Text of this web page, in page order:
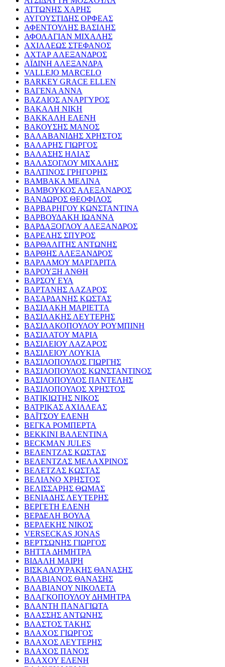
ΑΤΤΩΝΗΣ ΧΑΡΗΣ
ΑΥΓΟΥΣΤΙΔΗΣ ΟΡΦΕΑΣ
ΑΦΕΝΤΟΥΛΗΣ ΒΑΣΙΛΗΣ
ΑΦΟΛΑΓΙΑΝ ΜΙΧΑΛΗΣ
ΑΧΙΛΛΕΩΣ ΣΤΕΦΑΝΟΣ
ΑΧΤΑΡ ΑΛΕΞΑΝΔΡΟΣ
ΑΪΔΙΝΗ ΑΛΕΞΑΝΔΡΑ
VALLEJO MARCELO
BARKEY GRACE ELLEN
ΒΑΓΕΝΑ ΑΝΝΑ
ΒΑΖΑΙΟΣ ΑΝΑΡΓΥΡΟΣ
ΒΑΚΑΛΗ ΝΙΚΗ
ΒΑΚΚΑΛΗ ΕΛΕΝΗ
ΒΑΚΟΥΣΗΣ ΜΑΝΟΣ
ΒΑΛΑΒΑΝΙΔΗΣ ΧΡΗΣΤΟΣ
ΒΑΛΑΡΗΣ ΓΙΩΡΓΟΣ
ΒΑΛΑΣΗΣ ΗΛΙΑΣ
ΒΑΛΑΣΟΓΛΟΥ ΜΙΧΑΛΗΣ
ΒΑΛΤΙΝΟΣ ΓΡΗΓΟΡΗΣ
ΒΑΜΒΑΚΑ ΜΕΛΙΝΑ
ΒΑΜΒΟΥΚΟΣ ΑΛΕΞΑΝΔΡΟΣ
ΒΑΝΔΩΡΟΣ ΘΕΟΦΙΛΟΣ
ΒΑΡΒΑΡΗΓΟΥ ΚΩΝΣΤΑΝΤΙΝΑ
ΒΑΡΒΟΥΔΑΚΗ ΙΩΑΝΝΑ
ΒΑΡΔΑΞΟΓΛΟΥ ΑΛΕΞΑΝΔΡΟΣ
ΒΑΡΕΛΗΣ ΣΠΥΡΟΣ
ΒΑΡΘΑΛΙΤΗΣ ΑΝΤΩΝΗΣ
ΒΑΡΘΗΣ ΑΛΕΞΑΝΔΡΟΣ
ΒΑΡΛΑΜΟΥ ΜΑΡΓΑΡΙΤΑ
ΒΑΡΟΥΞΗ ΑΝΘΗ
ΒΑΡΣΟΥ ΕΥΑ
ΒΑΡΤΑΝΗΣ ΛΑΖΑΡΟΣ
ΒΑΣΑΡΔΑΝΗΣ ΚΩΣΤΑΣ
ΒΑΣΙΛΑΚΗ ΜΑΡΙΕΤΤΑ
ΒΑΣΙΛΑΚΗΣ ΛΕΥΤΕΡΗΣ
ΒΑΣΙΛΑΚΟΠΟΥΛΟΥ ΡΟΥΜΠΙΝΗ
ΒΑΣΙΛΑΤΟΥ ΜΑΡΙΑ
ΒΑΣΙΛΕΙΟΥ ΛΑΖΑΡΟΣ
ΒΑΣΙΛΕΙΟΥ ΛΟΥΚΙΑ
ΒΑΣΙΛΟΠΟΥΛΟΣ ΓΙΩΡΓΗΣ
ΒΑΣΙΛΟΠΟΥΛΟΣ ΚΩΝΣΤΑΝΤΙΝΟΣ
ΒΑΣΙΛΟΠΟΥΛΟΣ ΠΑΝΤΕΛΗΣ
ΒΑΣΙΛΟΠΟΥΛΟΣ ΧΡΗΣΤΟΣ
ΒΑΤΙΚΙΩΤΗΣ ΝΙΚΟΣ
ΒΑΤΡΙΚΑΣ ΑΧΙΛΛΕΑΣ
ΒΑΪΤΣΟΥ ΕΛΕΝΗ
ΒΕΓΚΑ ΡΟΜΠΕΡΤΑ
ΒΕΚΚΙΝΙ ΒΑΛΕΝΤΙΝΑ
BECKMAN JULES
ΒΕΛΕΝΤΖΑΣ ΚΩΣΤΑΣ
ΒΕΛΕΝΤΖΑΣ ΜΕΛΑΧΡΙΝΟΣ
ΒΕΛΕΤΖΑΣ ΚΩΣΤΑΣ
ΒΕΛΙΑΝΟ ΧΡΗΣΤΟΣ
ΒΕΛΙΣΣΑΡΗΣ ΘΩΜΑΣ
ΒΕΝΙΑΔΗΣ ΛΕΥΤΕΡΗΣ
ΒΕΡΓΕΤΗ ΕΛΕΝΗ
ΒΕΡΔΕΛΗ ΒΟΥΛΑ
ΒΕΡΛΕΚΗΣ ΝΙΚΟΣ
VERSECKAS JONAS
ΒΕΡΤΣΩΝΗΣ ΓΙΩΡΓΟΣ
ΒΗΤΤΑ ΔΗΜΗΤΡΑ
ΒΙΔΑΛΗ ΜΑΙΡΗ
ΒΙΣΚΑΔΟΥΡΑΚΗΣ ΘΑΝΑΣΗΣ
ΒΛΑΒΙΑΝΟΣ ΘΑΝΑΣΗΣ
ΒΛΑΒΙΑΝΟΥ ΝΙΚΟΛΕΤΑ
ΒΛΑΓΚΟΠΟΥΛΟΥ ΔΗΜΗΤΡΑ
ΒΛΑΝΤΗ ΠΑΝΑΓΙΩΤΑ
ΒΛΑΣΣΗΣ ΑΝΤΩΝΗΣ
ΒΛΑΣΤΟΣ ΤΑΚΗΣ
ΒΛΑΧΟΣ ΓΙΩΡΓΟΣ
ΒΛΑΧΟΣ ΛΕΥΤΕΡΗΣ
ΒΛΑΧΟΣ ΠΑΝΟΣ
ΒΛΑΧΟΥ ΕΛΕΝΗ